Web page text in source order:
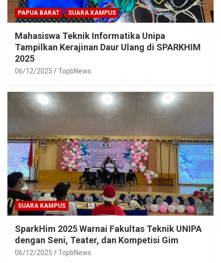
PAPUA BARAT SUARA KAMPUS
Mahasiswa Teknik Informatika Unipa
Tampilkan Kerajinan Daur Ulang di SPARKHIM
2025
06/12/2025 TopbNews
SUARA KAMPUS
SparkHim 2025 Warnai Fakultas Teknik UNIPA
dengan Seni, Teater, dan Kompetisi Gim
06/12/2025 TopbNews